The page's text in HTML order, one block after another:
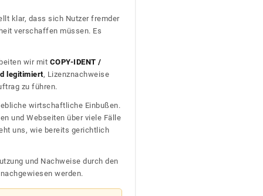
klar, dass sich Nutzer fremder
verschaffen müssen. Es
wir mit COPY-IDENT /
legitimiert, Lizenznachweise
zu führen.
wirtschaftliche Einbußen.
und Webseiten über viele Fälle
uns, wie bereits gerichtlich
und Nachweise durch den
werden.